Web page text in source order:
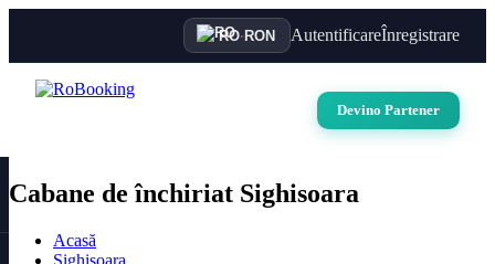
RO·RON AutentificareÎnregistrare
Devino Partener
Cabane de închiriat Sighisoara
Acasă
Sighisoara